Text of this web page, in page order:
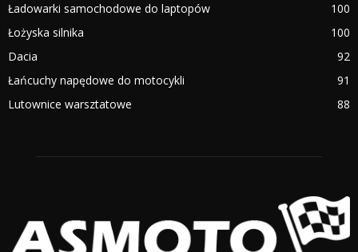
Ładowarki samochodowe do laptopów
100
Łożyska silnika
100
Dacia
92
Łańcuchy napędowe do motocykli
91
Lutownice warsztatowe
88